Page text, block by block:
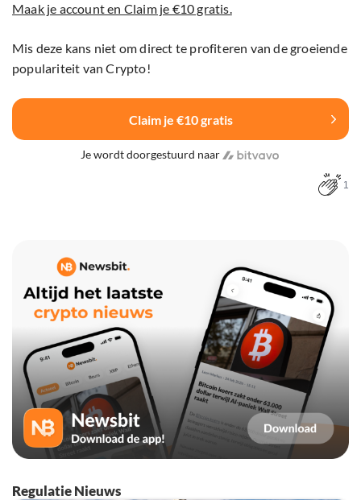
Maak je account en Claim je €10 gratis.
Mis deze kans niet om direct te profiteren van de groeiende
populariteit van Crypto!
Claim je €10 gratis
Je wordt doorgestuurd naar
1
Regulatie Nieuws